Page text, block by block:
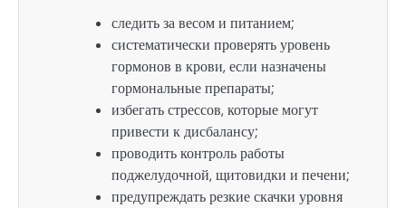
следить за весом и питанием;
систематически проверять уровень
гормонов в крови, если назначены
гормональные препараты;
избегать стрессов, которые могут
привести к дисбалансу;
проводить контроль работы
поджелудочной, щитовидки и печени;
предупреждать резкие скачки уровня